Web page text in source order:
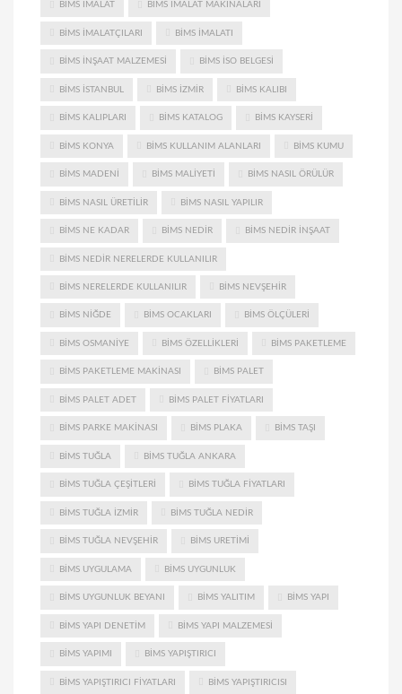
BIMS IMALAT BIMS IMALAT MAKINALARI
BIMS IMALATÇILARI BIMS IMALATI
BIMS INŞAAT MALZEMESI BIMS ISO BELGESI
BIMS ISTANBUL BIMS IZMIR BIMS KALIBI
BIMS KALIPLARI BIMS KATALOG BIMS KAYSERI
BIMS KONYA BIMS KULLANIM ALANLARI BIMS KUMU
BIMS MADENI BIMS MALIYETI BIMS NASIL ÖRÜLÜR
BIMS NASIL ÜRETILIR BIMS NASIL YAPILIR
BIMS NE KADAR BIMS NEDIR BIMS NEDIR INŞAAT
BIMS NEDIR NERELERDE KULLANILIR
BIMS NERELERDE KULLANILIR BIMS NEVŞEHIR
BIMS NIĞDE BIMS OCAKLARI BIMS ÖLÇÜLERI
BIMS OSMANIYE BIMS ÖZELLIKLERI BIMS PAKETLEME
BIMS PAKETLEME MAKINASI BIMS PALET
BIMS PALET ADET BIMS PALET FIYATLARI
BIMS PARKE MAKINASI BIMS PLAKA BIMS TAŞI
BIMS TUĞLA BIMS TUĞLA ANKARA
BIMS TUĞLA ÇEŞITLERI BIMS TUĞLA FIYATLARI
BIMS TUĞLA IZMIR BIMS TUĞLA NEDIR
BIMS TUĞLA NEVŞEHIR BIMS URETIMI
BIMS UYGULAMA BIMS UYGUNLUK
BIMS UYGUNLUK BEYANI BIMS YALITIM BIMS YAPI
BIMS YAPI DENETIM BIMS YAPI MALZEMESI
BIMS YAPIMI BIMS YAPIŞTIRICI
BIMS YAPIŞTIRICI FIYATLARI BIMS YAPIŞTIRICISI